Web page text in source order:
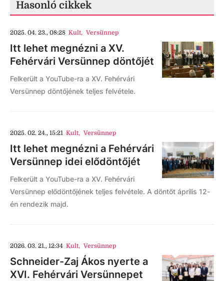
Hasonló cikkek
2025. 04. 23., 08:28 Kult, Versünnep
Itt lehet megnézni a XV.
Fehérvári Versünnep döntőjét
Felkerült a YouTube-ra a XV. Fehérvári
Versünnep döntőjének teljes felvétele.
2025. 02. 24., 15:21 Kult, Versünnep
Itt lehet megnézni a Fehérvári
Versünnep idei elődöntőjét
Felkerült a YouTube-ra a XV. Fehérvári
Versünnep elődöntőjének teljes felvétele. A döntőt április 12-
én rendezik majd.
2026. 03. 21., 12:34 Kult, Versünnep
Schneider-Zaj Ákos nyerte a
XVI. Fehérvári Versünnepet